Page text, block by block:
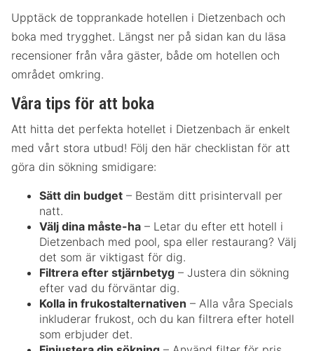
Upptäck de topprankade hotellen i Dietzenbach och
boka med trygghet. Längst ner på sidan kan du läsa
recensioner från våra gäster, både om hotellen och
området omkring.
Våra tips för att boka
Att hitta det perfekta hotellet i Dietzenbach är enkelt
med vårt stora utbud! Följ den här checklistan för att
göra din sökning smidigare:
Sätt din budget – Bestäm ditt prisintervall per
natt.
Välj dina måste-ha – Letar du efter ett hotell i
Dietzenbach med pool, spa eller restaurang? Välj
det som är viktigast för dig.
Filtrera efter stjärnbetyg – Justera din sökning
efter vad du förväntar dig.
Kolla in frukostalternativen – Alla våra Specials
inkluderar frukost, och du kan filtrera efter hotell
som erbjuder det.